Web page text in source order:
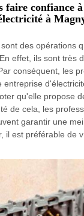
faire confiance
à
des opérations
effet, ils sont très
conséquent, les
entreprise
qu'elle propose
de cela, les
garantir une
il est préférable de